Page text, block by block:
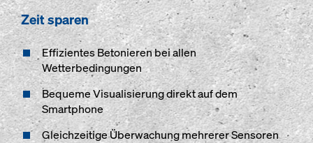
Zeit sparen
Effizientes Betonieren bei allen
Wetterbedingungen
Bequeme Visualisierung direkt auf dem
Smartphone
Gleichzeitige Überwachung mehrerer Sensoren